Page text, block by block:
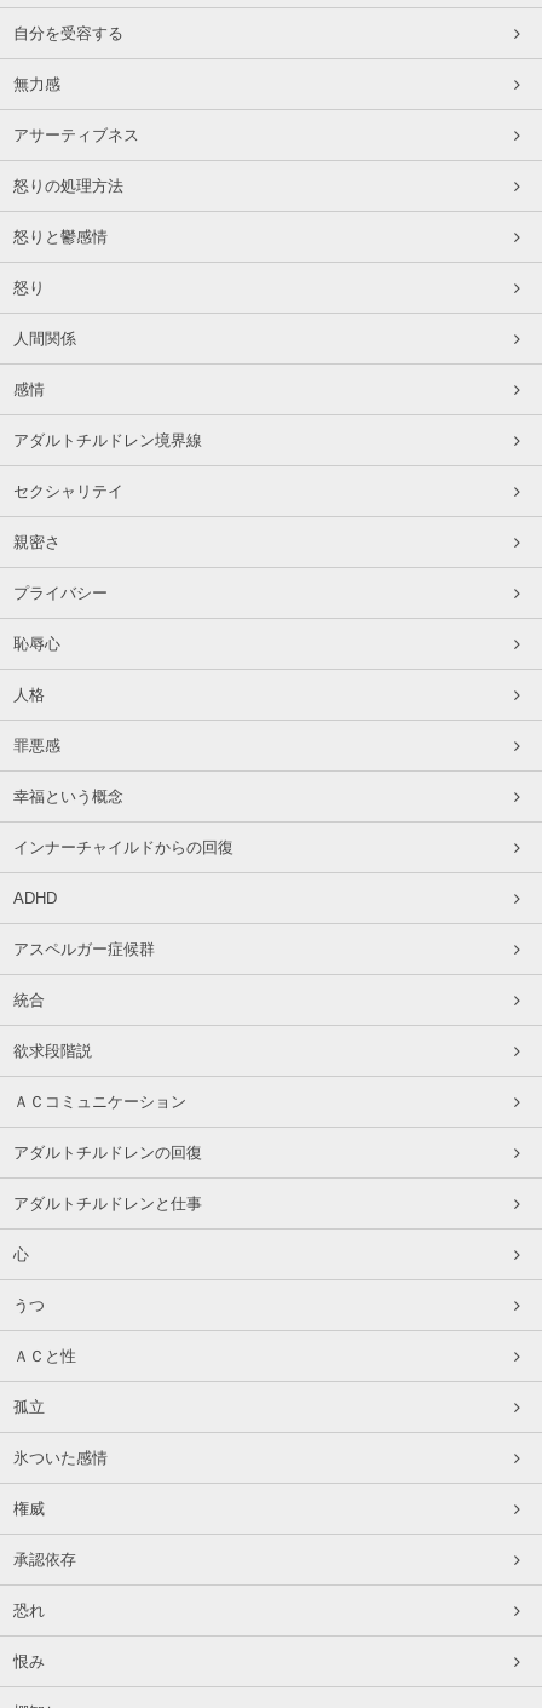
自分を受容する
無力感
アサーティブネス
怒りの処理方法
怒りと鬱感情
怒り
人間関係
感情
アダルトチルドレン境界線
セクシャリテイ
親密さ
プライバシー
恥辱心
人格
罪悪感
幸福という概念
インナーチャイルドからの回復
ADHD
アスペルガー症候群
統合
欲求段階説
ＡＣコミュニケーション
アダルトチルドレンの回復
アダルトチルドレンと仕事
心
うつ
ＡＣと性
孤立
氷ついた感情
権威
承認依存
恐れ
恨み